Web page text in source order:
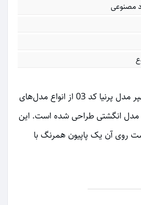
مصنوعی
صندل دخترانه شهپر مدل پرنیا کد 03 از انواع مدل‌های
مدل انگشتی طراحی شده است. این
آن یک پاپیون همرنگ با